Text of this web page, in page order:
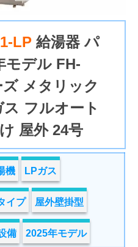
1-LP給湯器 パ
モデル FH-
メタリック
フルオート
屋外 24号
機 LPガス
イプ 屋外壁掛型
備 2025年モデル